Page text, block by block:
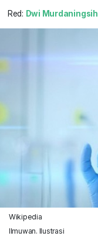
Red: Dwi Murdaningsih
Wikipedia
Ilmuwan. Ilustrasi